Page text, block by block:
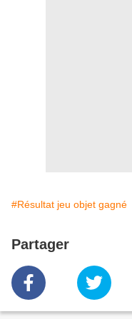
#Résultat jeu objet gagné
Partager